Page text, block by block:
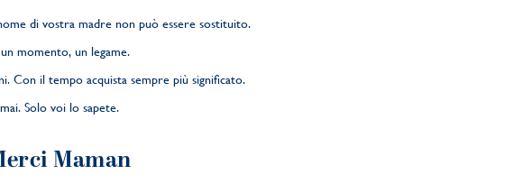
di vostra madre non può essere sostituito.
momento, un legame.
Con il tempo acquista sempre più significato.
Solo voi lo sapete.
Maman